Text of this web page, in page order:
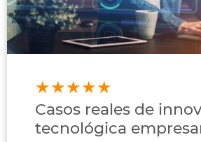
Casos reales de
tecnológica